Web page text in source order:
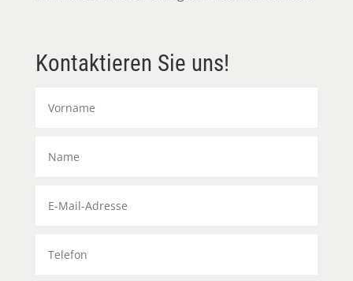
Kontaktieren Sie uns!